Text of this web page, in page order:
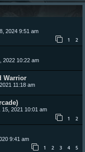
2024 9:51 am
1 2
2022 10:22 am
Warrior
11:18 am
15, 2021 10:01 am
1 2
9:41 am
1 2 3 4 5